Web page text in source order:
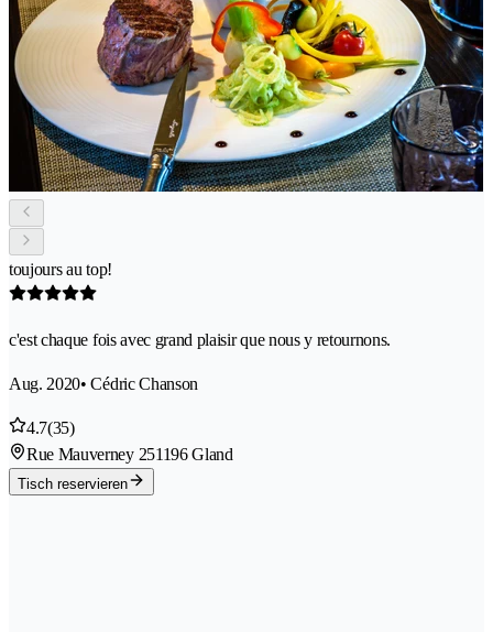
toujours au top!
c'est chaque fois avec grand plaisir que nous y retournons.
Aug. 2020• Cédric Chanson
4.7(35)
Rue Mauverney 251196 Gland
Tisch reservieren